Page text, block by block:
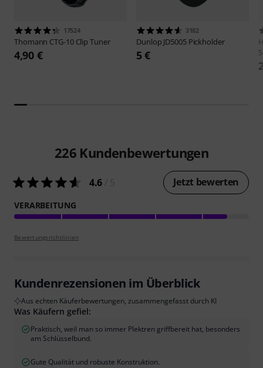
17524
Thomann CTG-10 Clip Tuner
4,90 €
3182
Dunlop JD5005 Pickholder
5 €
226 Kundenbewertungen
4.6 Jetzt bewerten
VERARBEITUNG
Bewertungsrichtlinien
Kundenrezensionen im Überblick
Aus echten Käuferbewertungen, zusammengefasst durch KI
Was Käufern gefiel:
Praktisch, weil man so immer Plektren griffbereit hat, besonders
am Schlüsselbund.
Gute Qualität und robuste Konstruktion.